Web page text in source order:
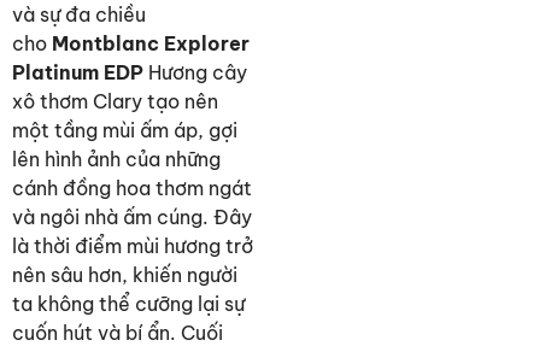
và sự đa chiều
cho Montblanc Explorer
Platinum EDP Hương cây
xô thơm Clary tạo nên
một tầng mùi ấm áp, gợi
lên hình ảnh của những
cánh đồng hoa thơm ngát
và ngôi nhà ấm cúng. Đây
là thời điểm mùi hương trở
nên sâu hơn, khiến người
ta không thể cưỡng lại sự
cuốn hút và bí ẩn. Cuối